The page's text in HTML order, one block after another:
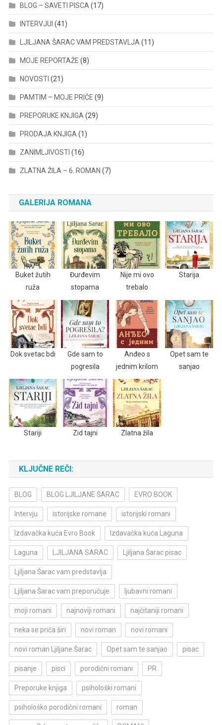
BLOG – SAVETI PISCA (17)
INTERVJUI (41)
LJILJANA ŠARAC VAM PREDSTAVLJA (11)
MOJE REPORTAŽE (8)
NOVOSTI (21)
PAMTIM – MOJE PRIČE (9)
PREPORUKE KNJIGA (29)
PRODAJA KNJIGA (1)
ZANIMLJIVOSTI (16)
ZLATNA ŽILA – 6. ROMAN (7)
GALERIJA ROMANA
Buket žutih
ruža
Đurđevim
stopama
Nije mi ovo
trebalo
Starija
Dok svetac bdi
Gde sam to
pogresila
Anđeo s
jednim krilom
Opet sam te
sanjao
Stariji Zid tajni Zlatna žila
KLJUČNE REČI:
BLOG BLOG LJILJANE ŠARAC EVRO BOOK
Intervju istorijske romane istorijski romani
Izdavačka kuća Evro Book Izdavačka kuća Laguna
Laguna LJILJANA SARAC Ljiljana Šarac pisac
Ljiljana Šarac vam predstavlja
Ljiljana Šarac vam preporučuje ljubavni romani
moji romani najnoviji romani najčitaniji romani
neka se priča širi novi roman novi romani
novi roman Ljiljane Šarac Opet sam te sanjao pisac
pisanje pisci porodični romani PR
Preporuke knjiga psihološki romani
psihološko porodični romani roman